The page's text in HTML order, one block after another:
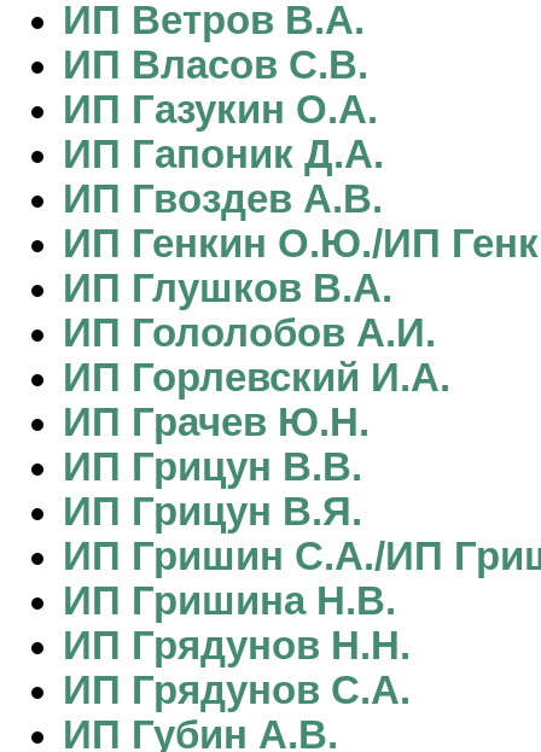
ИП Ветров В.А.
ИП Власов С.В.
ИП Газукин О.А.
ИП Гапоник Д.А.
ИП Гвоздев А.В.
ИП Генкин О.Ю./ИП
ИП Глушков В.А.
ИП Гололобов А.И.
ИП Горлевский И.А.
ИП Грачев Ю.Н.
ИП Грицун В.В.
ИП Грицун В.Я.
ИП Гришин С.А./ИП
ИП Гришина Н.В.
ИП Грядунов Н.Н.
ИП Грядунов С.А.
ИП Губин А.В.